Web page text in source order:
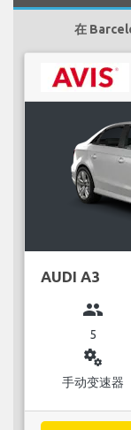
在
AUDI A3
group
5
miscellaneous_services
手动变速器